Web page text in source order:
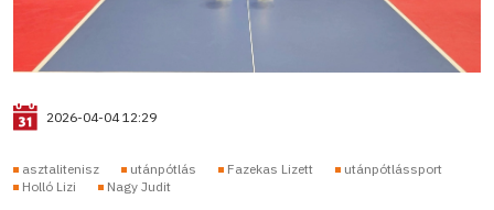
2026-04-04 12:29
asztalitenisz utánpótlás Fazekas Lizett
utánpótlássport
Holló Lizi
Nagy Judit